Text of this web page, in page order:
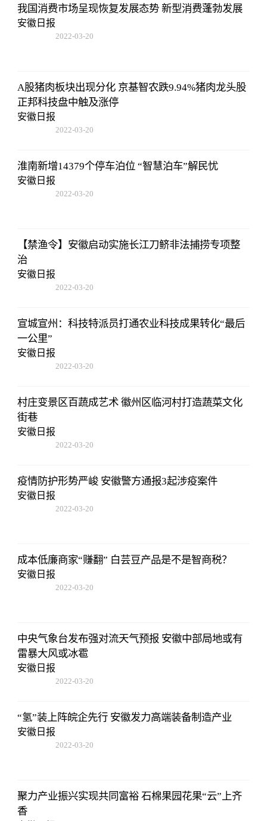
我国消费市场呈现恢复发展态势 新型消费蓬勃发展
安徽日报
2022-03-20
A股猪肉板块出现分化 京基智农跌9.94%猪肉龙头股
正邦科技盘中触及涨停
安徽日报
2022-03-20
淮南新增14379个停车泊位 “智慧泊车”解民忧
安徽日报
2022-03-20
【禁渔令】安徽启动实施长江刀鲚非法捕捞专项整
治
安徽日报
2022-03-20
宣城宣州：科技特派员打通农业科技成果转化“最后
一公里”
安徽日报
2022-03-20
村庄变景区百蔬成艺术 徽州区临河村打造蔬菜文化
街巷
安徽日报
2022-03-20
疫情防护形势严峻 安徽警方通报3起涉疫案件
安徽日报
2022-03-20
成本低廉商家“赚翻” 白芸豆产品是不是智商税？
安徽日报
2022-03-20
中央气象台发布强对流天气预报 安徽中部局地或有
雷暴大风或冰雹
安徽日报
2022-03-20
“氢”装上阵皖企先行 安徽发力高端装备制造产业
安徽日报
2022-03-20
聚力产业振兴实现共同富裕 石棉果园花果“云”上齐
香